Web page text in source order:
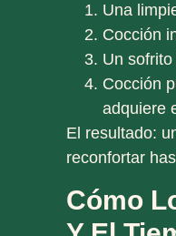
Una
Cocción
Un
Cocción
adquiere
El resultado:
reconfortar
Cómo